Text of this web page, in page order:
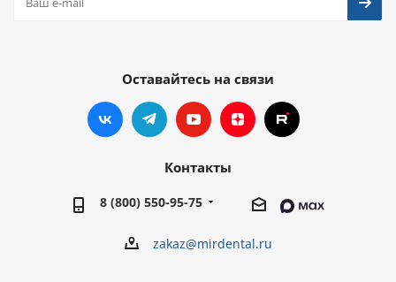
Оставайтесь на связи
Контакты
8 (800) 550-95-75
zakaz@mirdental.ru